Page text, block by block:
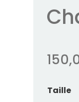
Taille